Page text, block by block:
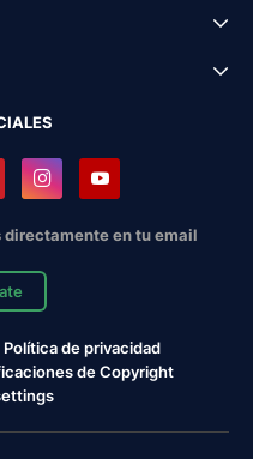
en tu email
Política de privacidad
de Copyright